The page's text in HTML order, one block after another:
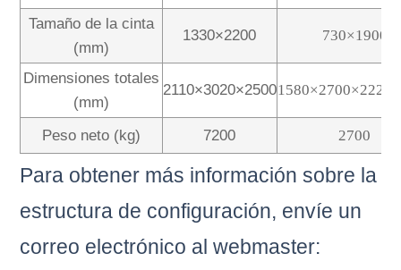
Tamaño de la cinta
(mm)
1330×2200 730×1900
Dimensiones totales
(mm)
2110×3020×2500
Peso neto (kg) 7200 2700
Para obtener más información sobre la
estructura de configuración, envíe un
correo electrónico al webmaster: